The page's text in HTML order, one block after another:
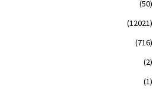
(50)
(12021)
(716)
(2)
(1)